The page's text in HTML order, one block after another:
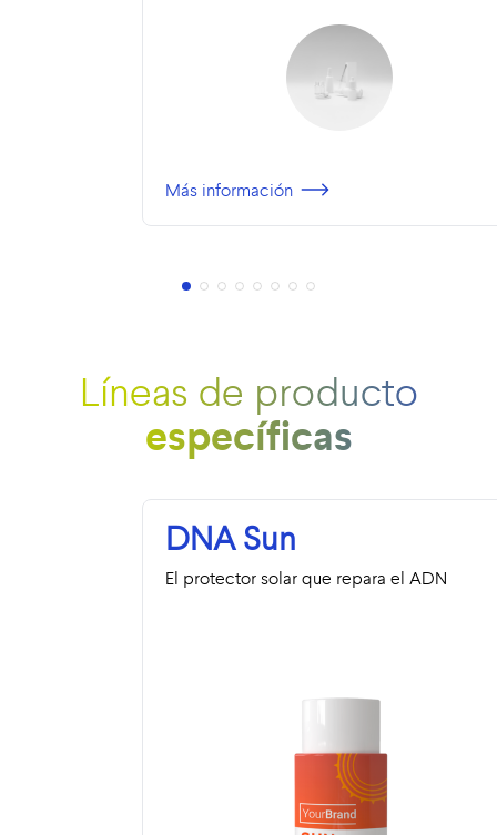
Más información
Líneas de producto
específicas
DNA Sun
El protector solar que repara el ADN